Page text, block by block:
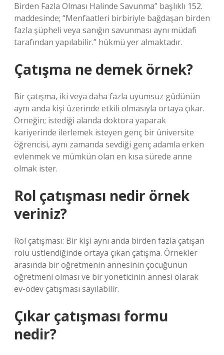
Birden Fazla Olması Halinde Savunma” başlıklı 152.
maddesinde; “Menfaatleri birbiriyle bağdaşan birden
fazla şüpheli veya sanığın savunması aynı müdafi
tarafından yapılabilir.” hükmü yer almaktadır.
Çatışma ne demek örnek?
Bir çatışma, iki veya daha fazla uyumsuz güdünün
aynı anda kişi üzerinde etkili olmasıyla ortaya çıkar.
Örneğin; istediği alanda doktora yaparak
kariyerinde ilerlemek isteyen genç bir üniversite
öğrencisi, aynı zamanda sevdiği genç adamla erken
evlenmek ve mümkün olan en kısa sürede anne
olmak ister.
Rol çatışması nedir örnek
veriniz?
Rol çatışması: Bir kişi aynı anda birden fazla çatışan
rolü üstlendiğinde ortaya çıkan çatışma. Örnekler
arasında bir öğretmenin annesinin çocuğunun
öğretmeni olması ve bir yöneticinin annesi olarak
ev-ödev çatışması sayılabilir.
Çıkar çatışması formu
nedir?